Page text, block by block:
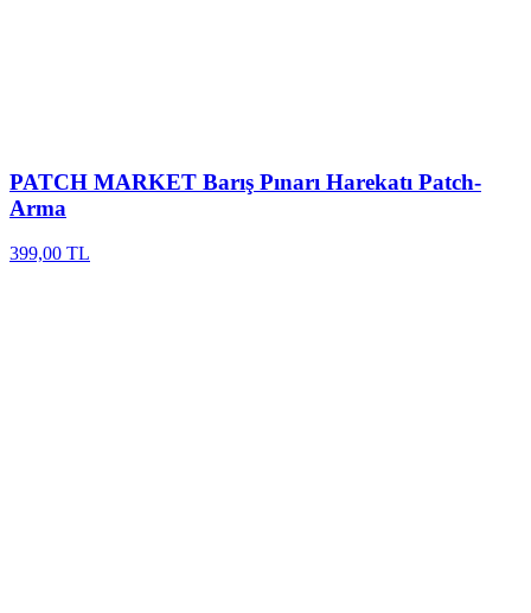
PATCH MARKET Barış Pınarı Harekatı Patch-
Arma
399,00 TL